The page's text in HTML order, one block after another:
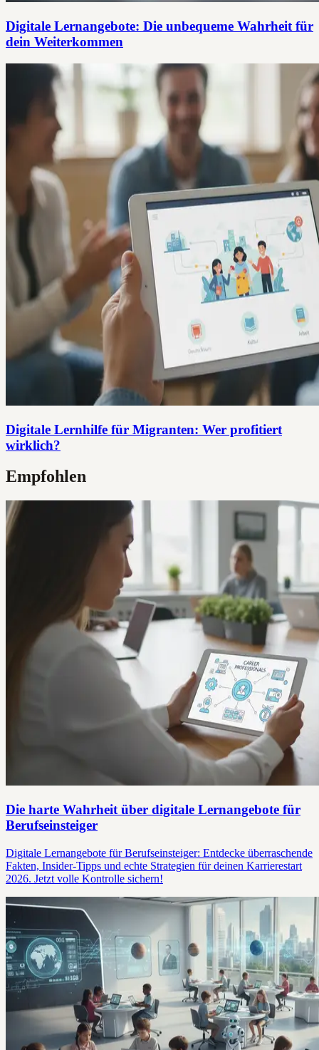
Digitale Lernangebote: Die unbequeme Wahrheit für
dein Weiterkommen
Digitale Lernhilfe für Migranten: Wer profitiert
wirklich?
Empfohlen
Die harte Wahrheit über digitale Lernangebote für
Berufseinsteiger
Digitale Lernangebote für Berufseinsteiger: Entdecke überraschende
Fakten, Insider-Tipps und echte Strategien für deinen Karrierestart
2026. Jetzt volle Kontrolle sichern!